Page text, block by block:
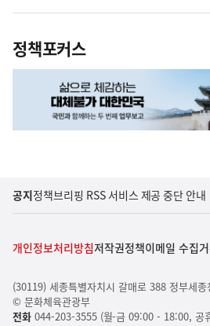
정책포커스
공지정책브리핑 RSS 서비스 제공 중단 안내
개인정보처리방침저작권정책이메일 수집
(30119) 세종특별자치시 갈매로 388 정부세종
© 문화체육관광부
전화044-203-3555 (월-금 09:00 - 18:00, 공